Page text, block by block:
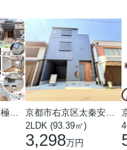
2LDK (93.39㎡)
3,298万円